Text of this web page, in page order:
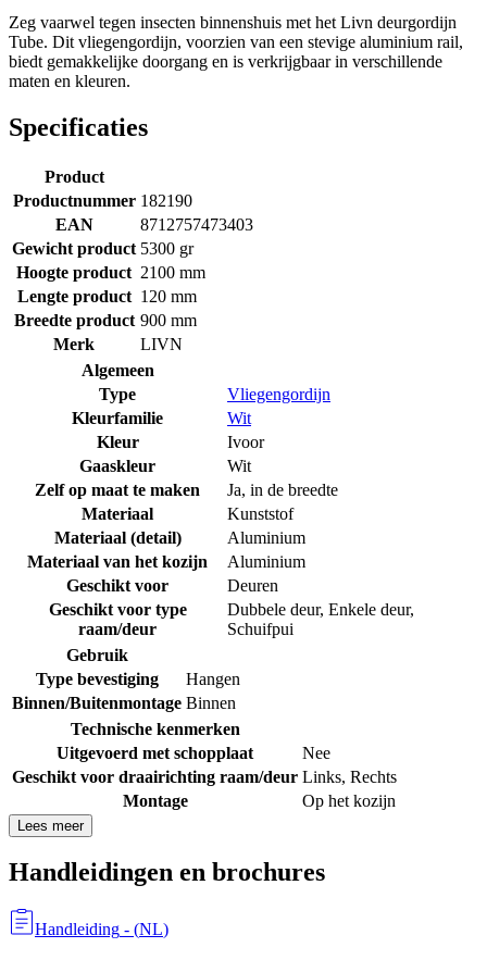
Zeg vaarwel tegen insecten binnenshuis met het Livn deurgordijn
Tube. Dit vliegengordijn, voorzien van een stevige aluminium rail,
biedt gemakkelijke doorgang en is verkrijgbaar in verschillende
maten en kleuren.
Specificaties
Product
Productnummer 182190
EAN
8712757473403
Gewicht product 5300 gr
Hoogte product 2100 mm
Lengte product 120 mm
Breedte product 900 mm
Merk
LIVN
Algemeen
Type
Vliegengordijn
Kleurfamilie
Wit
Kleur
Ivoor
Gaaskleur
Wit
Zelf op maat te maken
Ja, in de breedte
Materiaal
Kunststof
Materiaal (detail)
Aluminium
Materiaal van het kozijn
Aluminium
Geschikt voor
Deuren
Geschikt voor type
raam/deur
Dubbele deur, Enkele deur,
Schuifpui
Gebruik
Type bevestiging
Hangen
Binnen/Buitenmontage Binnen
Technische kenmerken
Uitgevoerd met schopplaat
Nee
Geschikt voor draairichting raam/deur Links, Rechts
Montage
Op het kozijn
Lees meer
Handleidingen en brochures
Handleiding - (NL)